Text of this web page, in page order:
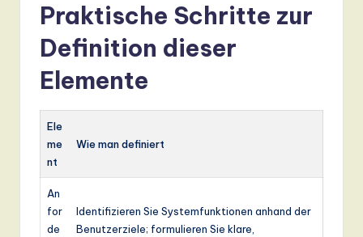
Praktische Schritte zur
Definition dieser
Elemente
Ele
me
nt
Wie man definiert
An
for
de
Identifizieren Sie Systemfunktionen anhand der
Benutzerziele; formulieren Sie klare,